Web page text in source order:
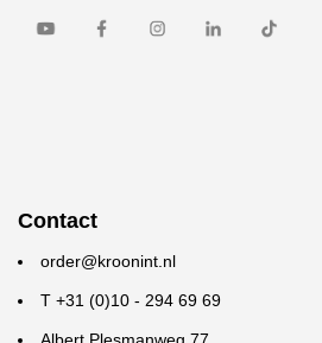
Contact
order@kroonint.nl
T +31 (0)10 - 294 69 69